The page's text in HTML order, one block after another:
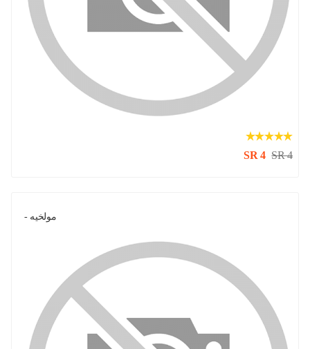
SR 4 SR 4
مولخيه -